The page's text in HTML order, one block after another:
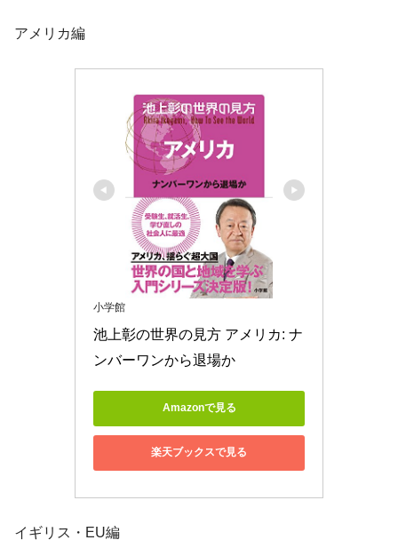
アメリカ編
小学館
池上彰の世界の見方 アメリカ: ナ
ンバーワンから退場か
Amazonで見る
楽天ブックスで見る
イギリス・EU編